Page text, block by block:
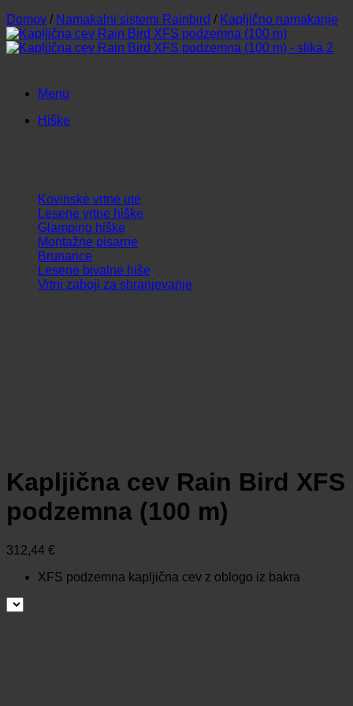
Menu
Hiške
Kovinske vrtne ute
Lesene vrtne hiške
Glamping hiške
Montažne pisarne
Brunarice
Lesene bivalne hiše
Vrtni zaboji za shranjevanje
Domov / Namakalni sistemi Rainbird / Kapljično namakanje
Kapljična cev Rain Bird XFS
podzemna (100 m)
312,44 €
XFS podzemna kapljična cev z oblogo iz bakra